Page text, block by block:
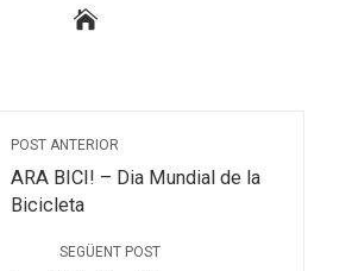
POST ANTERIOR
ARA BICI! – Dia Mundial de la
Bicicleta
SEGÜENT POST